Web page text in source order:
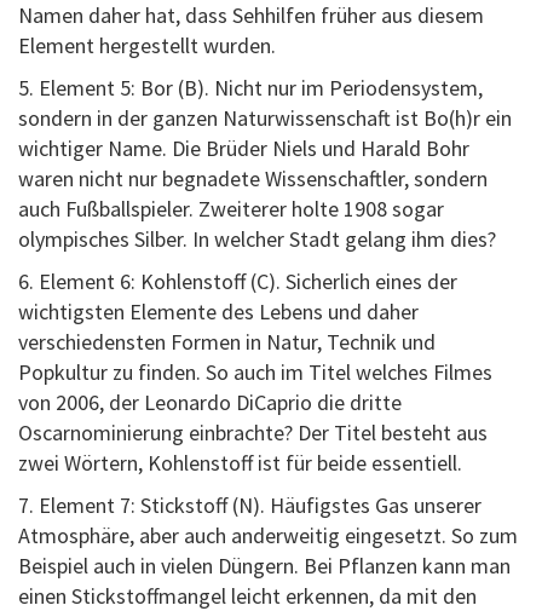
Namen daher hat, dass Sehhilfen früher aus diesem
Element hergestellt wurden.
5. Element 5: Bor (B). Nicht nur im Periodensystem,
sondern in der ganzen Naturwissenschaft ist Bo(h)r ein
wichtiger Name. Die Brüder Niels und Harald Bohr
waren nicht nur begnadete Wissenschaftler, sondern
auch Fußballspieler. Zweiterer holte 1908 sogar
olympisches Silber. In welcher Stadt gelang ihm dies?
6. Element 6: Kohlenstoff (C). Sicherlich eines der
wichtigsten Elemente des Lebens und daher
verschiedensten Formen in Natur, Technik und
Popkultur zu finden. So auch im Titel welches Filmes
von 2006, der Leonardo DiCaprio die dritte
Oscarnominierung einbrachte? Der Titel besteht aus
zwei Wörtern, Kohlenstoff ist für beide essentiell.
7. Element 7: Stickstoff (N). Häufigstes Gas unserer
Atmosphäre, aber auch anderweitig eingesetzt. So zum
Beispiel auch in vielen Düngern. Bei Pflanzen kann man
einen Stickstoffmangel leicht erkennen, da mit den